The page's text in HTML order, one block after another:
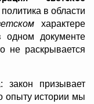
в области
характере
документе
не раскрывается
закон призывает
опыту истории мы